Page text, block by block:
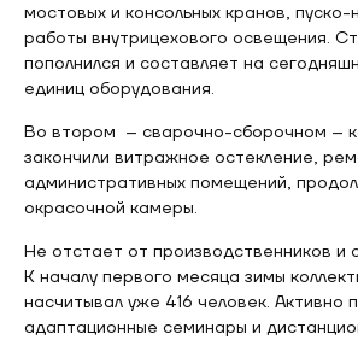
мостовых и консольных кранов,
работы внутрицехового освещения.
пополнился и составляет на
единиц оборудования.
Во втором – сварочно-сборочном –
закончили витражное остекление,
административных помещений,
окрасочной камеры.
Не отстает от производственников и
К началу первого месяца зимы
насчитывал уже 416 человек. Активно
адаптационные семинары и